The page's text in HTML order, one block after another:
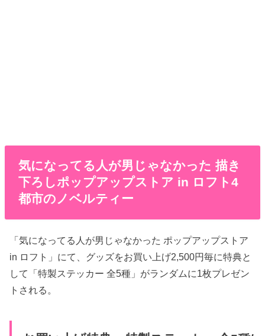
気になってる人が男じゃなかった 描き
下ろしポップアップストア in ロフト4
都市のノベルティー
「気になってる人が男じゃなかった ポップアップストア
in ロフト」にて、グッズをお買い上げ2,500円毎に特典と
して「特製ステッカー 全5種」がランダムに1枚プレゼン
トされる。